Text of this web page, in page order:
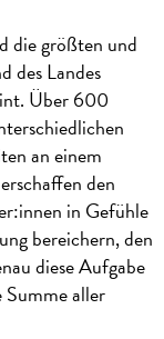
die größten und
des Landes
Über 600
an einem
den
in Gefühle
bereichern, den
diese Aufgabe
Summe aller